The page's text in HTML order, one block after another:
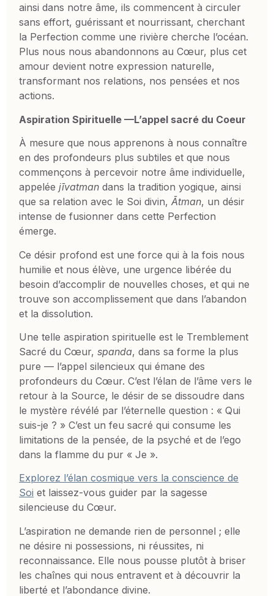
ainsi dans notre âme, ils commencent à circuler
sans effort, guérissant et nourrissant, cherchant
la Perfection comme une rivière cherche l’océan.
Plus nous nous abandonnons au Cœur, plus cet
amour devient notre expression naturelle,
transformant nos relations, nos pensées et nos
actions.
Aspiration Spirituelle —L’appel sacré du Coeur
À mesure que nous apprenons à nous connaître
en des profondeurs plus subtiles et que nous
commençons à percevoir notre âme individuelle,
appeléejīvatman dans la tradition yogique, ainsi
que sa relation avec le Soi divin,Ātman, un désir
intense de fusionner dans cette Perfection
émerge.
Ce désir profond est une force qui à la fois nous
humilie et nous élève, une urgence libérée du
besoin d’accomplir de nouvelles choses, et qui ne
trouve son accomplissement que dans l’abandon
et la dissolution.
Une telle aspiration spirituelle est le Tremblement
Sacré du Cœur,spanda, dans sa forme la plus
pure — l’appel silencieux qui émane des
profondeurs du Cœur. C’est l’élan de l’âme vers le
retour à la Source, le désir de se dissoudre dans
le mystère révélé par l’éternelle question : « Qui
suis-je ? » C’est un feu sacré qui consume les
limitations de la pensée, de la psyché et de l’ego
dans la flamme du pur « Je ».
Explorez l’élan cosmique vers la conscience de
Soi et laissez-vous guider par la sagesse
silencieuse du Cœur.
L’aspiration ne demande rien de personnel ; elle
ne désire ni possessions, ni réussites, ni
reconnaissance. Elle nous pousse plutôt à briser
les chaînes qui nous entravent et à découvrir la
liberté et l’abondance divine.